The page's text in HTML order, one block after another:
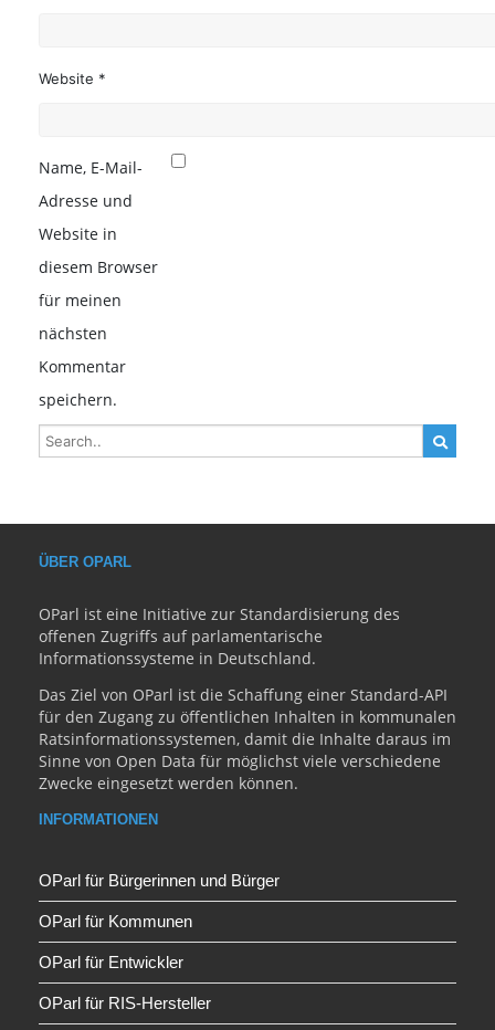
Website *
Name, E-Mail-
Adresse und
Website in
diesem Browser
für meinen
nächsten
Kommentar
speichern.
ÜBER OPARL
OParl ist eine Initiative zur Standardisierung des
offenen Zugriffs auf parlamentarische
Informationssysteme in Deutschland.
Das Ziel von OParl ist die Schaffung einer Standard-API
für den Zugang zu öffentlichen Inhalten in kommunalen
Ratsinformationssystemen, damit die Inhalte daraus im
Sinne von Open Data für möglichst viele verschiedene
Zwecke eingesetzt werden können.
INFORMATIONEN
OParl für Bürgerinnen und Bürger
OParl für Kommunen
OParl für Entwickler
OParl für RIS-Hersteller